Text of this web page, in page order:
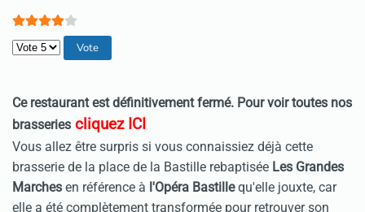
Veuillez voter
Ce restaurant est définitivement fermé. Pour voir toutes nos
brasseries cliquez ICI
Vous allez être surpris si vous connaissiez déjà cette
brasserie de la place de la Bastille rebaptisée Les Grandes
Marches en référence à l'Opéra Bastillequ'elle jouxte, car
elle a été complètement transformée pour retrouver son